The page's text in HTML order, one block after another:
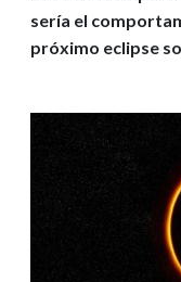
sería el
próximo eclipse